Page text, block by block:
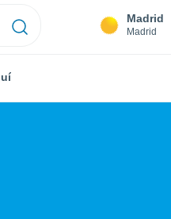
Madrid
Madrid